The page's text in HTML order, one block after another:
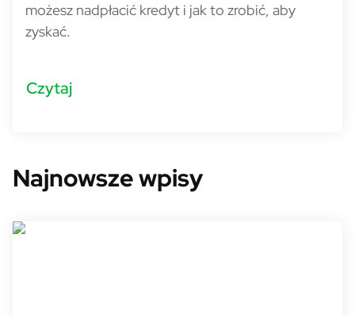
możesz nadpłacić kredyt i jak to zrobić, aby
zyskać.
Czytaj
Najnowsze wpisy